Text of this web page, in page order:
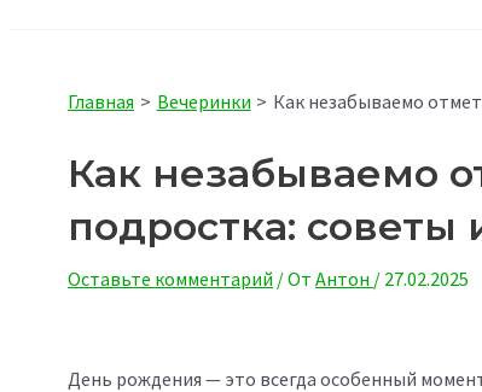
Главная Вечеринки Как незабываемо
Как незабываемо
подростка: советы
Оставьте комментарий / От Антон / 27.02.2025
День рождения — это всегда особенный